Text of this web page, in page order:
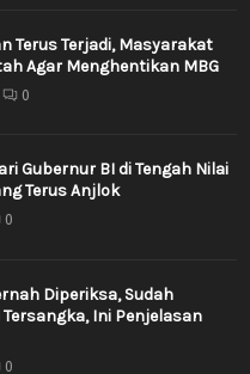
Terus Terjadi, Masyarakat
Agar Menghentikan MBG
0
Gubernur BI di Tengah Nilai
Terus Anjlok
0
Diperiksa, Sudah
Ini Penjelasan
0